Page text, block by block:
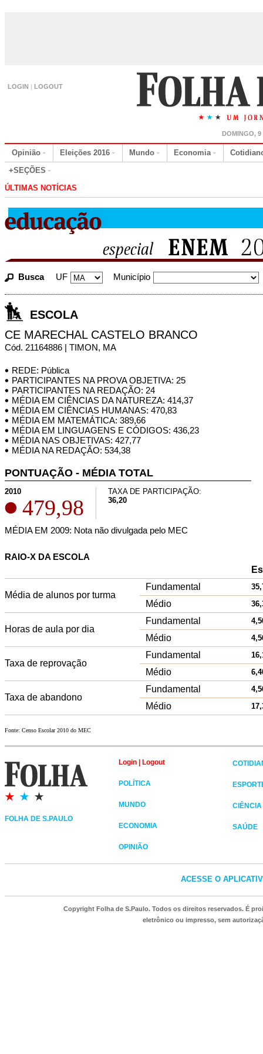
LOGIN | LOGOUT
DOMINGO,
Opinião Eleições 2016 Mundo Economia
+SEÇÕES
ÚLTIMAS NOTÍCIAS
Busca UF Município
ESCOLA
CE MARECHAL CASTELO BRANCO
Cód. 21164886 | TIMON, MA
REDE: Pública
PARTICIPANTES NA PROVA OBJETIVA: 25
PARTICIPANTES NA REDAÇÃO: 24
MÉDIA EM CIÊNCIAS DA NATUREZA: 414,37
MÉDIA EM CIÊNCIAS HUMANAS: 470,83
MÉDIA EM MATEMÁTICA: 389,66
MÉDIA EM LINGUAGENS E CÓDIGOS: 436,23
MÉDIA NAS OBJETIVAS: 427,77
MÉDIA NA REDAÇÃO: 534,38
PONTUAÇÃO - MÉDIA TOTAL
2010
479,98
TAXA DE PARTICIPAÇÃO:
36,20
MÉDIA EM 2009: Nota não divulgada pelo MEC
RAIO-X DA ESCOLA
Média de alunos por turma
Fundamental
Médio
Horas de aula por dia
Fundamental
Médio
Taxa de reprovação
Fundamental
Médio
Taxa de abandono
Fundamental
Médio
Fonte: Censo Escolar 2010 do MEC
FOLHA DE S.PAULO
Login Logout
POLÍTICA
MUNDO
ECONOMIA
OPINIÃO
CIÊNCIA
SAÚDE
ACESSE O
Copyright Folha de S.Paulo. Todos os direitos reservados. É
eletrônico ou impresso, sem